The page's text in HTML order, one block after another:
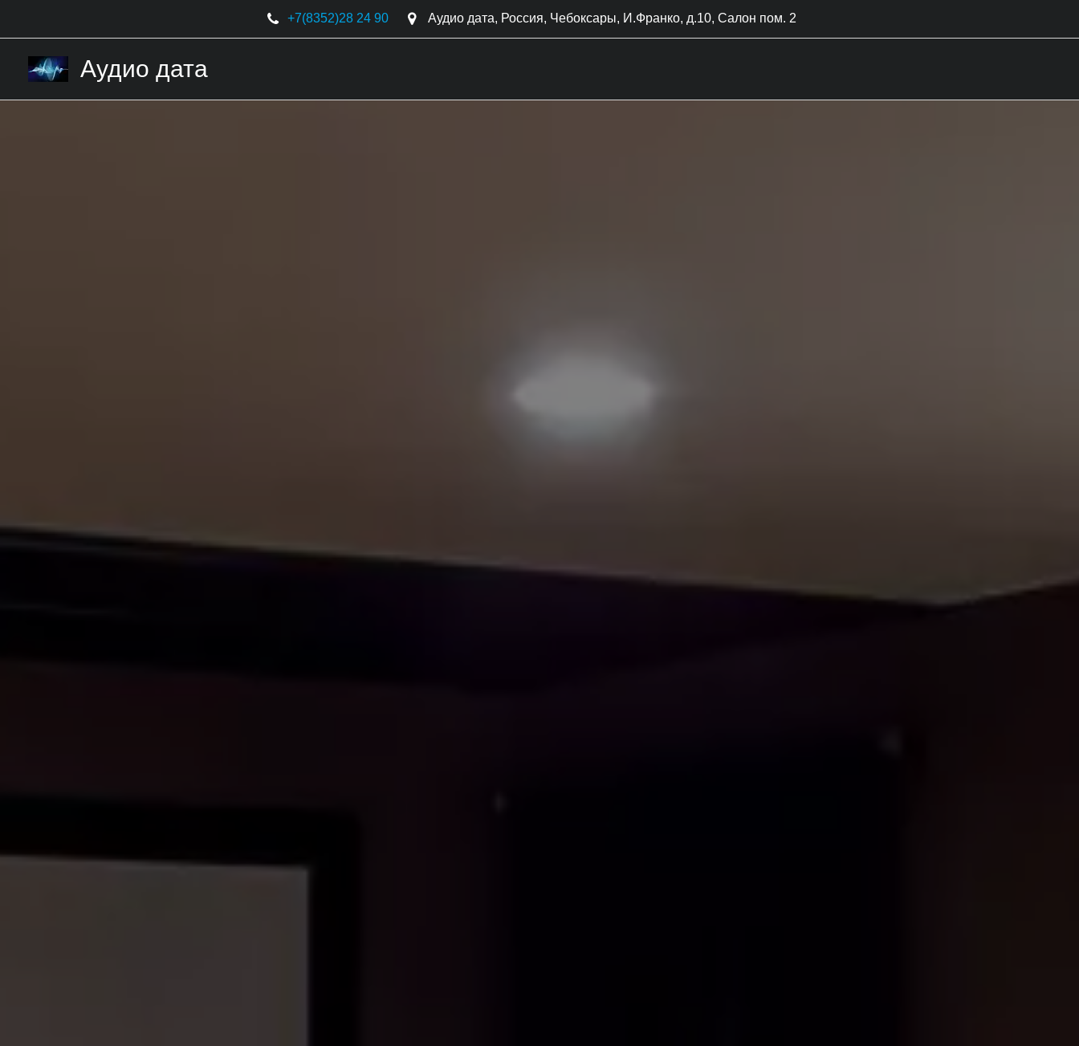
+7(8352)28 24 90 Аудио дата, Россия, Чебоксары, И.Франко, д.10, Салон пом. 2
Аудио дата